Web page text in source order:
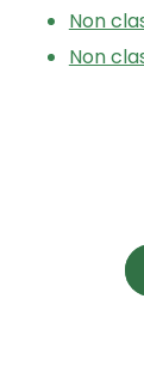
Non
Non